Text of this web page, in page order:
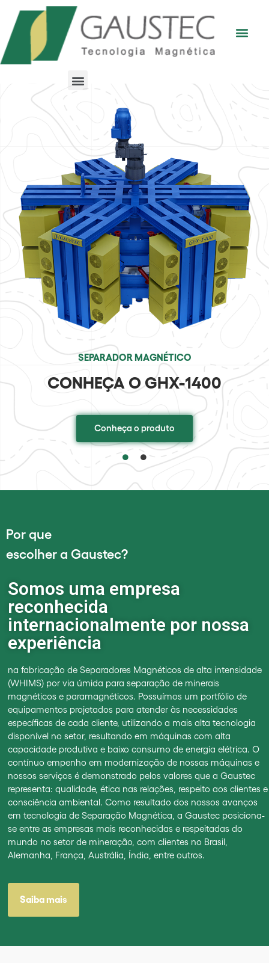
SEPARADOR MAGNÉTICO
CONHEÇA O GHX-1400
Conheça o produto
SEPARADOR MAGNÉTICO
MONTAGEM DO GX-1000
Conheça o produto
Por que
escolher a Gaustec?
Somos uma empresa
reconhecida
internacionalmente por nossa
experiência
na fabricação de Separadores Magnéticos de alta intensidade
(WHIMS) por via úmida para separação de minerais
magnéticos e paramagnéticos. Possuímos um portfólio de
equipamentos projetados para atender às necessidades
específicas de cada cliente, utilizando a mais alta tecnologia
disponível no setor, resultando em máquinas com alta
capacidade produtiva e baixo consumo de energia elétrica. O
contínuo empenho em modernização de nossas máquinas e
nossos serviços é demonstrado pelos valores que a Gaustec
representa: qualidade, ética nas relações, respeito aos clientes e
consciência ambiental. Como resultado dos nossos avanços
em tecnologia de Separação Magnética, a Gaustec posiciona-
se entre as empresas mais reconhecidas e respeitadas do
mundo no setor de mineração, com clientes no Brasil,
Alemanha, França, Austrália, Índia, entre outros.
Saiba mais